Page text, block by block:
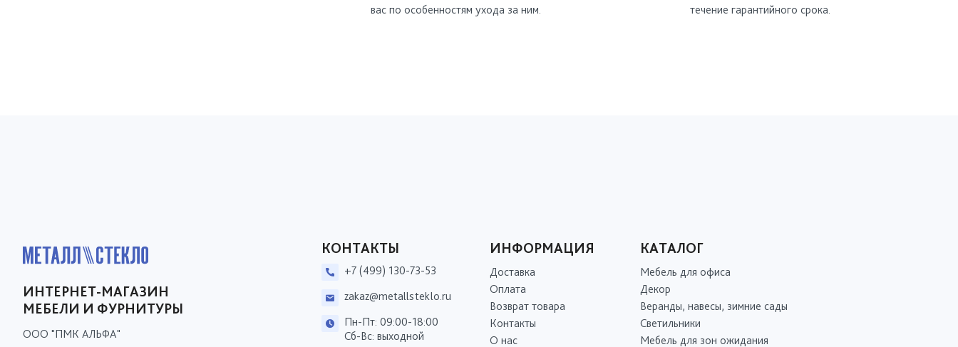
вас по особенностям ухода за ним.
течение гарантийного срока.
ИНТЕРНЕТ-МАГАЗИН
МЕБЕЛИ И ФУРНИТУРЫ
ООО "ПМК АЛЬФА"
КОНТАКТЫ
+7 (499) 130-73-53
zakaz@metallsteklo.ru
Пн-Пт: 09:00-18:00
Сб-Вс: выходной
ИНФОРМАЦИЯ
Доставка
Оплата
Возврат товара
Контакты
О нас
КАТАЛОГ
Мебель для офиса
Декор
Веранды, навесы, зимние сады
Светильники
Мебель для зон ожидания